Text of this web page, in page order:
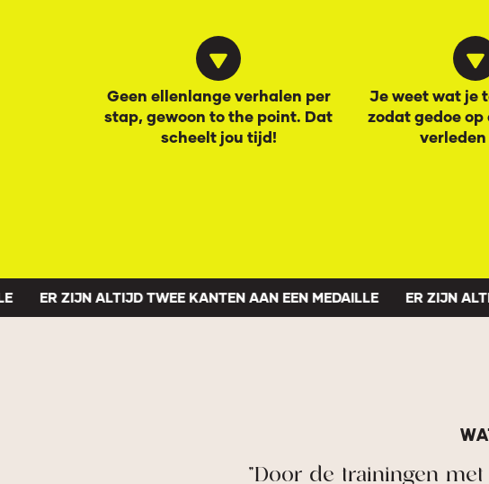
Geen ellenlange verhalen per
stap, gewoon to the point. Dat
scheelt jou tijd!
Je weet wat je
zodat gedoe
ER ZIJN ALTIJD TWEE KANTEN AAN EEN MEDAILLE ER ZIJN ALTIJD
"Door de trainingen met